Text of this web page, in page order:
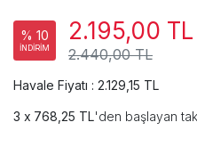
% 10
İNDİRİM 2.440,00 TL
2.195,00 TL
Havale Fiyatı : 2.129,15 TL
768,25 TL'den başlayan